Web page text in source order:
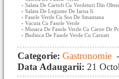
- Salata De Cartofi Cu Verdeturi Din
- Salata De Legume De Iarna Ii
- Fasole Verde Cu Sos De Smantana
- Vacuta Cu Fasole Verde
- Musaca De Fasole Verde Cu Carne De
- Budinca De Fasole Verde Cu Carnati
Categorie: Gastronomie
Data Adaugarii: 21